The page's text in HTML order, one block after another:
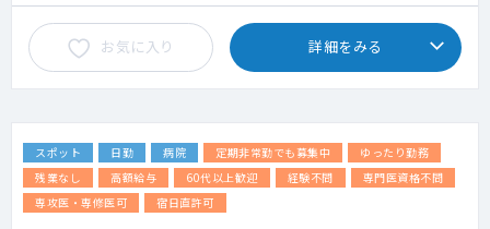
お気に入り 詳細をみる
スポット 日勤 病院 定期非常勤でも募集中
ゆったり勤務
残業なし
高額給与 60代以上歓迎 経験不問
専門医資格不問
専攻医・専修医可
宿日直許可